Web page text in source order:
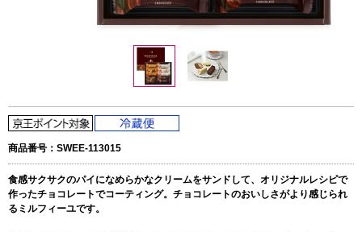
商品番号：SWEE-113015
食感サクサクのパイになめらかなクリームをサンドして、オリジナルレシピで
作ったチョコレートでコーティング。チョコレートのおいしさがより感じられ
るミルフィーユです。